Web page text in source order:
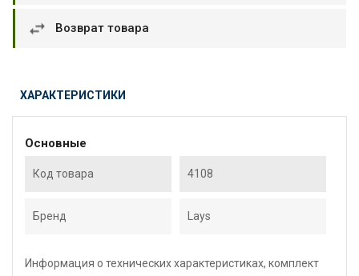
Возврат товара
ХАРАКТЕРИСТИКИ
Основные
Код товара 4108
Бренд Lays
Информация о технических характеристиках, комплект